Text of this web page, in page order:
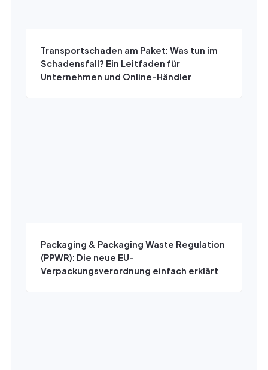
Transportschaden am Paket: Was tun im
Schadensfall? Ein Leitfaden für
Unternehmen und Online-Händler
Packaging & Packaging Waste Regulation
(PPWR): Die neue EU-
Verpackungsverordnung einfach erklärt